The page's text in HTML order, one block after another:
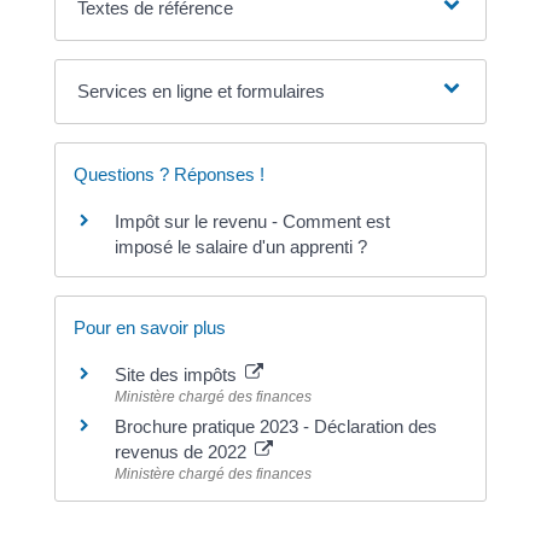
Textes de référence
Services en ligne et formulaires
Questions ? Réponses !
Impôt sur le revenu - Comment est
imposé le salaire d'un apprenti ?
Pour en savoir plus
Site des impôts
Ministère chargé des finances
Brochure pratique 2023 - Déclaration des
revenus de 2022
Ministère chargé des finances